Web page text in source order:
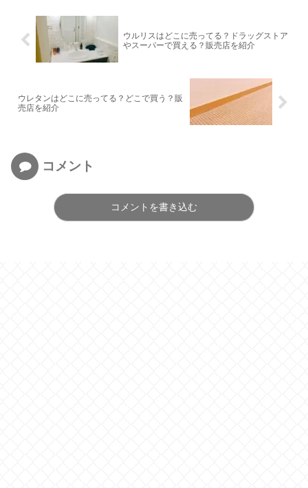
ウルリスはどこに売ってる？ドラッグストア
やスーパーで買える？販売店を紹介
ウレタンはどこに売ってる？どこで買う？販
売店を紹介
コメント
コメントを書き込む